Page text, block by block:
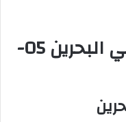
وظائف خدمة عملاء في البحرين 05-